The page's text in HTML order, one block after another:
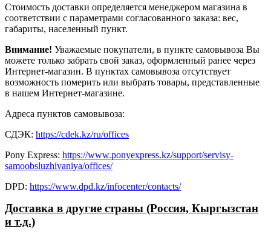
Стоимость доставки определяется менеджером магазина в
соответствии с параметрами согласованного заказа: вес,
габариты, населенный пункт.
Внимание! Уважаемые покупатели, в пункте самовывоза Вы
можете только забрать свой заказ, оформленный ранее через
Интернет-магазин. В пунктах самовывоза отсутствует
возможность померить или выбрать товары, представленные
в нашем Интернет-магазине.
Адреса пунктов самовывоза:
СДЭК: https://cdek.kz/ru/offices
Pony Express: https://www.ponyexpress.kz/support/servisy-
samoobsluzhivaniya/offices/
DPD: https://www.dpd.kz/infocenter/contacts/
Доставка в другие страны (Россия, Кыргызстан
и т.д.)